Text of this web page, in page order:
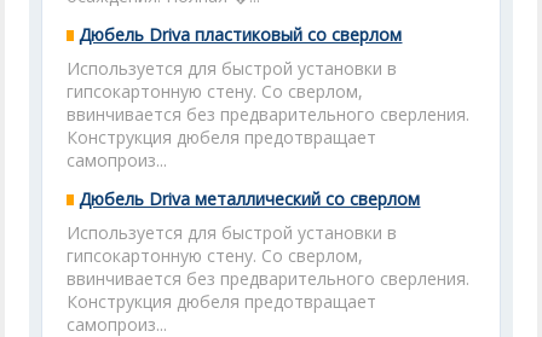
Дюбель Driva пластиковый со сверлом
Используется для быстрой установки в
гипсокартонную стену. Со сверлом,
ввинчивается без предварительного сверления.
Конструкция дюбеля предотвращает
самопроиз...
Дюбель Driva металлический со сверлом
Используется для быстрой установки в
гипсокартонную стену. Со сверлом,
ввинчивается без предварительного сверления.
Конструкция дюбеля предотвращает
самопроиз...